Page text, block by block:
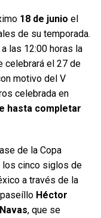
18 de junio el
de su temporada.
las 12:00 horas la
celebrará el 27 de
motivo del V
celebrada en
hasta completar
de la Copa
los cinco siglos de
a través de la
Héctor
, que se